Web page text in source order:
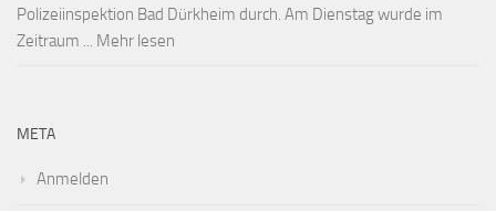
Polizeiinspektion Bad Dürkheim durch. Am Dienstag wurde im
Zeitraum ... Mehr lesen
META
Anmelden